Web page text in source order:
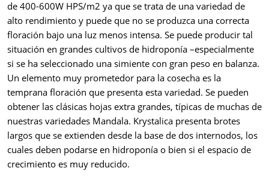
de 400-600W HPS/m2 ya que se trata de una variedad de
alto rendimiento y puede que no se produzca una correcta
floración bajo una luz menos intensa. Se puede producir tal
situación en grandes cultivos de hidroponía –especialmente
si se ha seleccionado una simiente con gran peso en balanza.
Un elemento muy prometedor para la cosecha es la
temprana floración que presenta esta variedad. Se pueden
obtener las clásicas hojas extra grandes, típicas de muchas de
nuestras variedades Mandala. Krystalica presenta brotes
largos que se extienden desde la base de dos internodos, los
cuales deben podarse en hidroponía o bien si el espacio de
crecimiento es muy reducido.